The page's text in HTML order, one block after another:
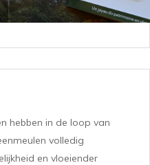
hebben in de loop van
volledig
en vloeiender